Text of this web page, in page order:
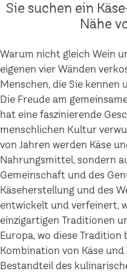
Sie suchen ein
Nähe
Warum nicht gleich Wein
eigenen vier Wänden
Menschen, die Sie kennen
Die Freude am
hat eine faszinierende
menschlichen Kultur
von Jahren werden Käse
Nahrungsmittel, sondern
Gemeinschaft und des
Käseherstellung und des
entwickelt und verfeinert,
einzigartigen Traditionen
Europa, wo diese
Kombination von Käse
Bestandteil des